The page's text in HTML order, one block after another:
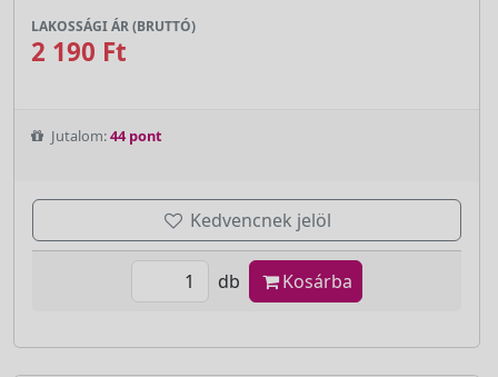
LAKOSSÁGI ÁR (BRUTTÓ)
2 190 Ft
Jutalom:44 pont
Kedvencnek jelöl
db Kosárba